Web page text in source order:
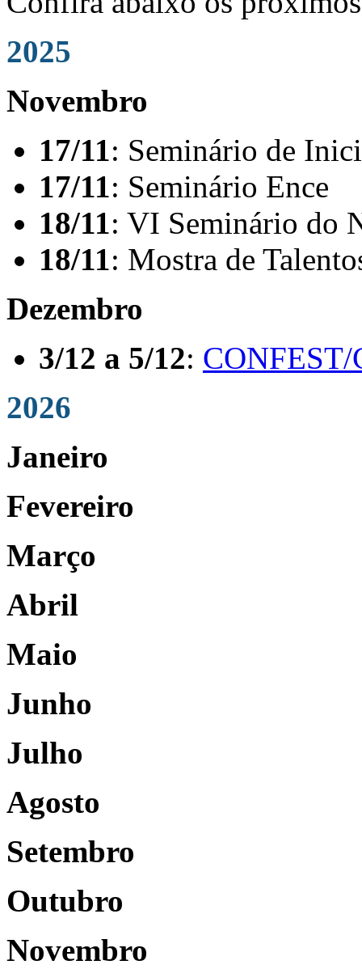
2025
Novembro
17/11: Seminário de
17/11: Seminário Ence
18/11: VI Seminário do
18/11: Mostra de
Dezembro
3/12 a 5/12:
2026
Janeiro
Fevereiro
Março
Abril
Maio
Junho
Julho
Agosto
Setembro
Outubro
Novembro